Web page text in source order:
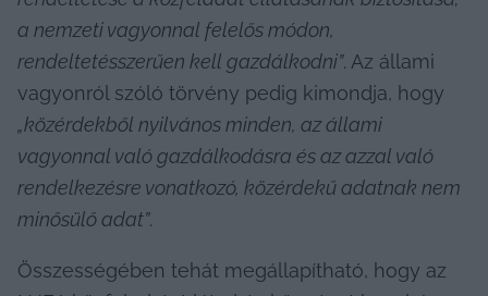
a nemzeti vagyonnal felelős módon,
rendeltetésszerűen kell gazdálkodni”. Az állami
„közérdekből nyilvános minden, az állami
vagyonnal való gazdálkodásra és az azzal való
rendelkezésre vonatkozó, közérdekű adatnak nem
minősülő adat”.
Összességében tehát megállapítható, hogy az